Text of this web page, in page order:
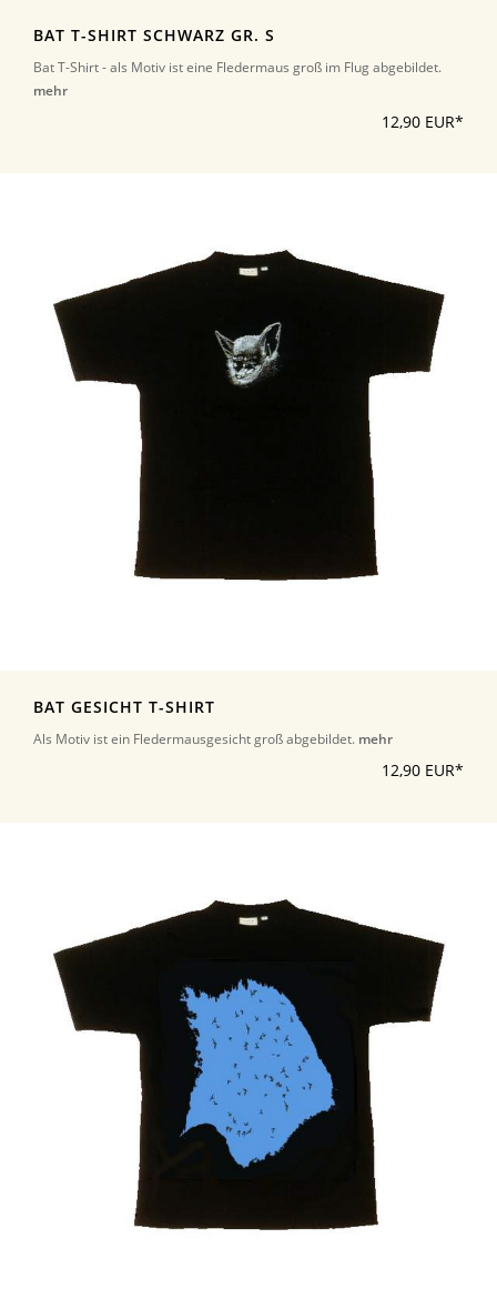
BAT T-SHIRT SCHWARZ GR. S
Bat T-Shirt - als Motiv ist eine Fledermaus groß im Flug abgebildet.
mehr
12,90 EUR*
BAT GESICHT T-SHIRT
Als Motiv ist ein Fledermausgesicht groß abgebildet. mehr
12,90 EUR*